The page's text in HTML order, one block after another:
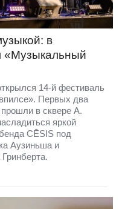
в
«Музыкальный
14-й фестиваль
Первых два
в сквере А.
яркой
CĒSIS под
Аузиньша и